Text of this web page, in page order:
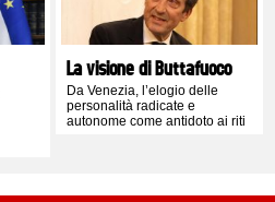
La visione di Buttafuoco
Da Venezia, l’elogio delle
personalità radicate e
autonome come antidoto ai riti